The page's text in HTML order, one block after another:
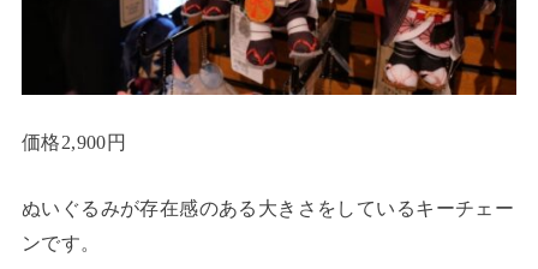
価格2,900円
ぬいぐるみが存在感のある大きさをしているキーチェー
ンです。